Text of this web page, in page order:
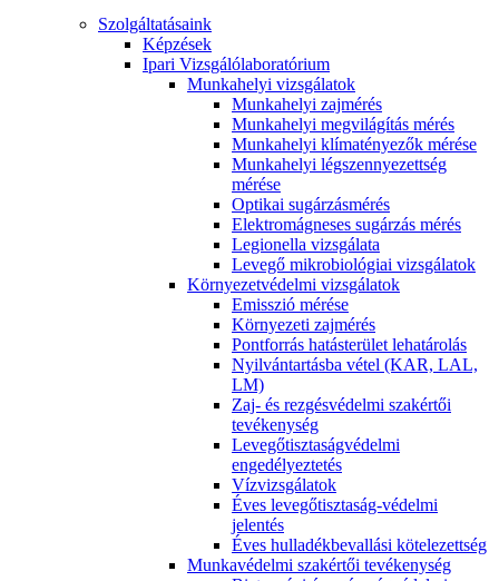
Szolgáltatásaink
Képzések
Ipari Vizsgálólaboratórium
Munkahelyi vizsgálatok
Munkahelyi zajmérés
Munkahelyi megvilágítás mérés
Munkahelyi klímatényezők mérése
Munkahelyi légszennyezettség
mérése
Optikai sugárzásmérés
Elektromágneses sugárzás mérés
Legionella vizsgálata
Levegő mikrobiológiai vizsgálatok
Környezetvédelmi vizsgálatok
Emisszió mérése
Környezeti zajmérés
Pontforrás hatásterület lehatárolás
Nyilvántartásba vétel (KAR, LAL,
LM)
Zaj- és rezgésvédelmi szakértői
tevékenység
Levegőtisztaságvédelmi
engedélyeztetés
Vízvizsgálatok
Éves levegőtisztaság-védelmi
jelentés
Éves hulladékbevallási kötelezettség
Munkavédelmi szakértői tevékenység